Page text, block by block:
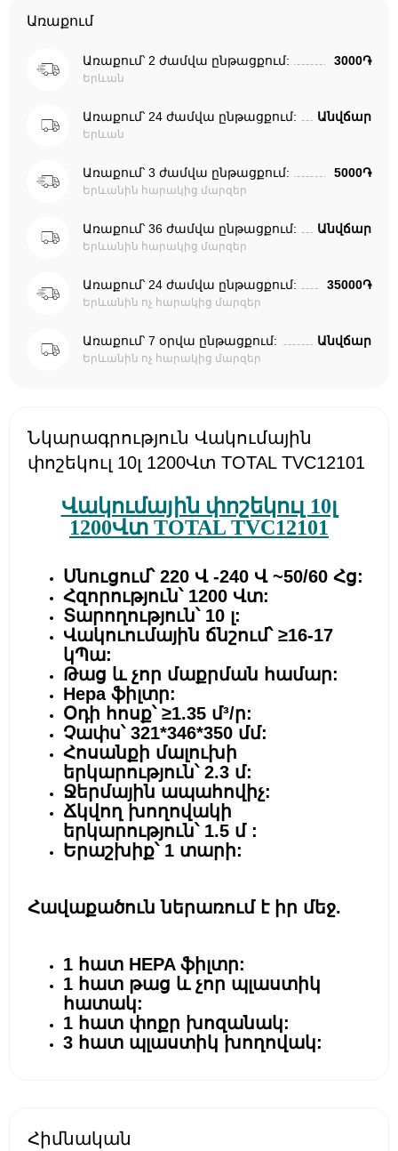
Առաքում
Առաքում՝ 2 ժամվա ընթացքում:
Երևան
3000֏
Առաքում՝ 24 ժամվա ընթացքում:
Երևան
Անվճար
Առաքում՝ 3 ժամվա ընթացքում:
Երևանին հարակից մարզեր
5000֏
Առաքում՝ 36 ժամվա ընթացքում:
Երևանին հարակից մարզեր
Անվճար
Առաքում՝ 24 ժամվա ընթացքում:
Երևանին ոչ հարակից մարզեր
35000֏
Առաքում՝ 7 օրվա ընթացքում:
Երևանին ոչ հարակից մարզեր
Անվճար
Նկարագրություն Վակումային
փոշեկուլ 10լ 1200Վտ TOTAL TVC12101
Վակումային փոշեկուլ 10լ
1200Վտ TOTAL TVC12101
Սնուցում՝ 220 Վ -240 Վ ~50/60 Հց:
Հզորություն՝ 1200 Վտ:
Տարողություն՝ 10 լ:
Վակուումային ճնշում՝ ≥16-17
կՊա:
Թաց և չոր մաքրման համար:
Hepa ֆիլտր:
Օդի հոսք՝ ≥1.35 մ³/ր:
Չափս՝ 321*346*350 մմ:
Հոսանքի մալուխի
երկարություն՝ 2.3 մ:
Ջերմային ապահովիչ:
Ճկվող խողովակի
երկարություն՝ 1.5 մ :
Երաշխիք՝ 1 տարի:
Հավաքածուն ներառում է իր մեջ.
1 հատ HEPA ֆիլտր:
1 հատ թաց և չոր պլաստիկ
հատակ:
1 հատ փոքր խոզանակ:
3 հատ պլաստիկ խողովակ:
Հիմնական